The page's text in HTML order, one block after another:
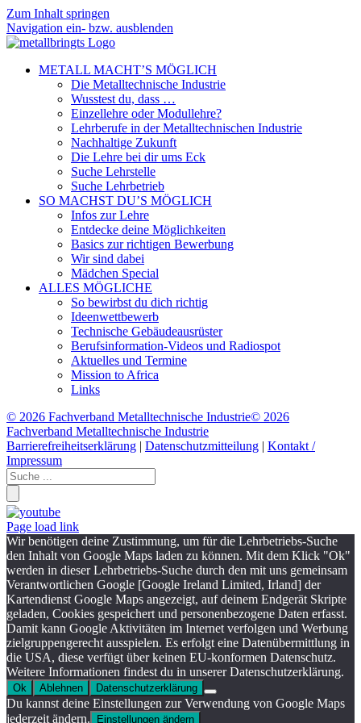
Zum Inhalt springen
Navigation ein- bzw. ausblenden
METALL MACHT’S MÖGLICH
Die Metalltechnische Industrie
Wusstest du, dass …
Einzellehre oder Modullehre?
Lehrberufe in der Metalltechnischen Industrie
Nachhaltige Zukunft
Die Lehre bei dir ums Eck
Suche Lehrstelle
Suche Lehrbetrieb
SO MACHST DU’S MÖGLICH
Infos zur Lehre
Entdecke deine Möglichkeiten
Basics zur richtigen Bewerbung
Wir sind dabei
Mädchen Special
ALLES MÖGLICHE
So bewirbst du dich richtig
Ideenwettbewerb
Technische Gebäudeausrüster
Berufsinformation-Videos und Radiospot
Aktuelles und Termine
Mission to Africa
Links
© 2026 Fachverband Metalltechnische Industrie© 2026
Fachverband Metalltechnische Industrie
Barrierefreiheitserklärung | Datenschutzmitteilung | Kontakt /
Impressum
Page load link
Wir benötigen deine Zustimmung, um für die Lehrbetriebs-Suche
den Inhalt von Google Maps laden zu können. Mit dem Klick "Ok"
werden in dieser Lehrbetriebs-Suche durch den mit uns gemeinsam
Verantwortlichen Google [Google Ireland Limited, Irland] der
Kartendienst Google Maps angezeigt, auf deinem Endgerät Skripte
geladen, Cookies gespeichert und personenbezogene Daten erfasst.
Damit kann Google Aktivitäten im Internet verfolgen und Werbung
zielgruppengerecht ausspielen. Es erfolgt eine Datenübermittlung in
die USA, diese verfügt über keinen EU-konformen Datenschutz.
Weitere Informationen findest du in unserer Datenschutzerklärung.
Ok Ablehnen Datenschutzerklärung
Du kannst deine Einstellungen zur Verwendung von Google Maps
jederzeit ändern.
Einstellungen ändern